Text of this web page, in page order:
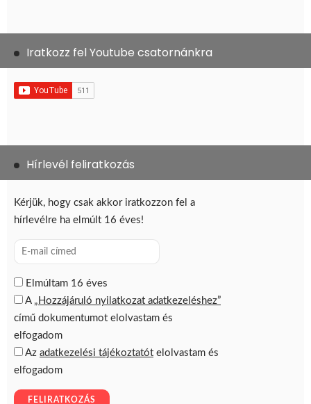
Iratkozz fel Youtube csatornánkra
Hírlevél feliratkozás